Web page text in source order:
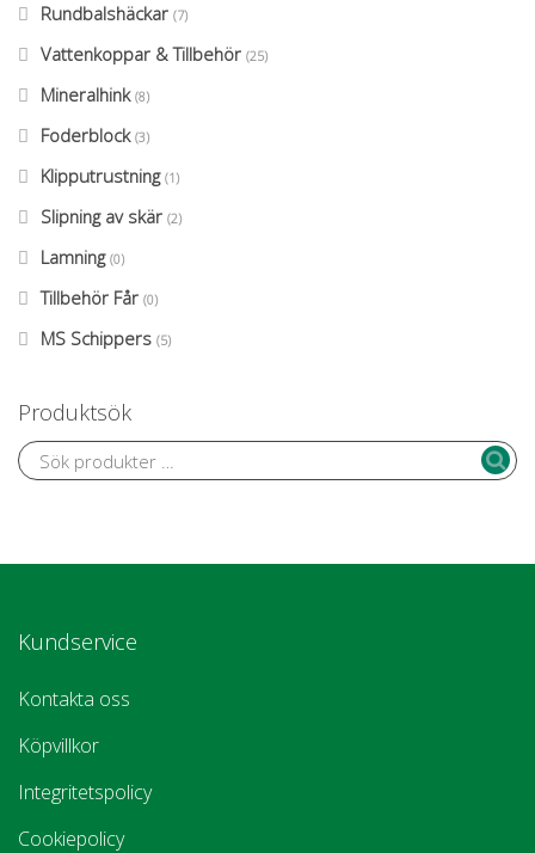
Rundbalshäckar (7)
Vattenkoppar & Tillbehör (25)
Mineralhink (8)
Foderblock (3)
Klipputrustning (1)
Slipning av skär (2)
Lamning (0)
Tillbehör Får (0)
MS Schippers (5)
Produktsök
Kundservice
Kontakta oss
Köpvillkor
Integritetspolicy
Cookiepolicy